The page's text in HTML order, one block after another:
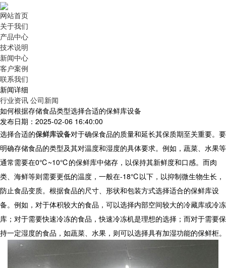
网站首页
关于我们
产品中心
技术说明
新闻中心
客户案例
联系我们
新闻详细
行业资讯 公司新闻
如何根据存储食品类型选择合适的保鲜库设备
发布日期：2025-02-06 16:40:00
选择合适的保鲜库设备对于确保食品的质量和延长其保质期至关重要。要
明确存储食品的类型及其对温度和湿度的具体要求。例如，蔬菜、水果等
通常需要在0℃~10℃的保鲜库中储存，以保持其新鲜度和口感。而肉
类、海鲜等则需要更低的温度，一般在-18℃以下，以抑制微生物生长，
防止食品变质。根据食品的尺寸、形状和包装方式选择适合的保鲜库设
备。例如，对于体积较大的食品，可以选择内部空间较大的冷藏库或冷冻
库；对于需要快速冷冻的食品，快速冷冻机是理想的选择；而对于需要保
持一定湿度的食品，如蔬菜、水果，则可以选择具有加湿功能的保鲜柜。